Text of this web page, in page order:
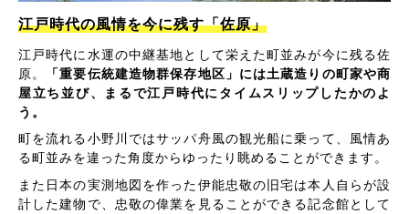
江戸時代の風情を今に残す「佐原」
江戸時代に水運の中継基地として栄えた町並みが今に残る佐
原。
「重要伝統建造物群保存地区」には土蔵造りの町家や商
屋立ち並び、まるで江戸時代にタイムスリップしたかのよ
う。
町を流れる小野川ではサッパ舟風の観光船に乗って、風情あ
る町並みを違った角度からゆったり眺めることができます。
また日本の実測地図を作った伊能忠敬の旧宅は本人自らが設
計した建物で、忠敬の偉業を見ることができる記念館として